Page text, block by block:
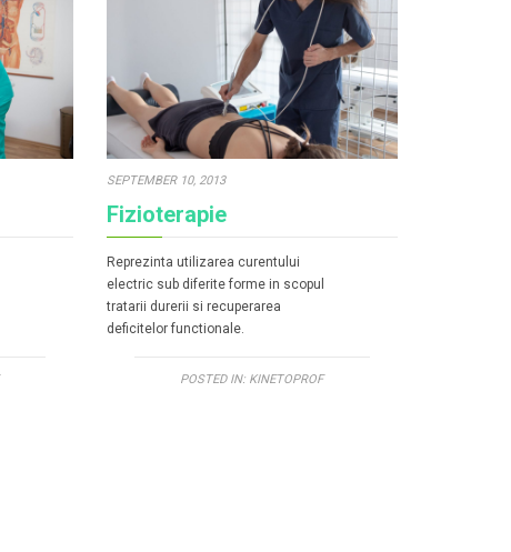
SEPTEMBER 10, 2013
Fizioterapie
Reprezinta utilizarea curentului
electric sub diferite forme in scopul
tratarii durerii si recuperarea
deficitelor functionale.
POSTED IN: KINETOPROF